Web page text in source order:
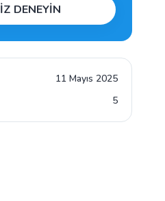
DENEYİN
11 Mayıs 2025
5